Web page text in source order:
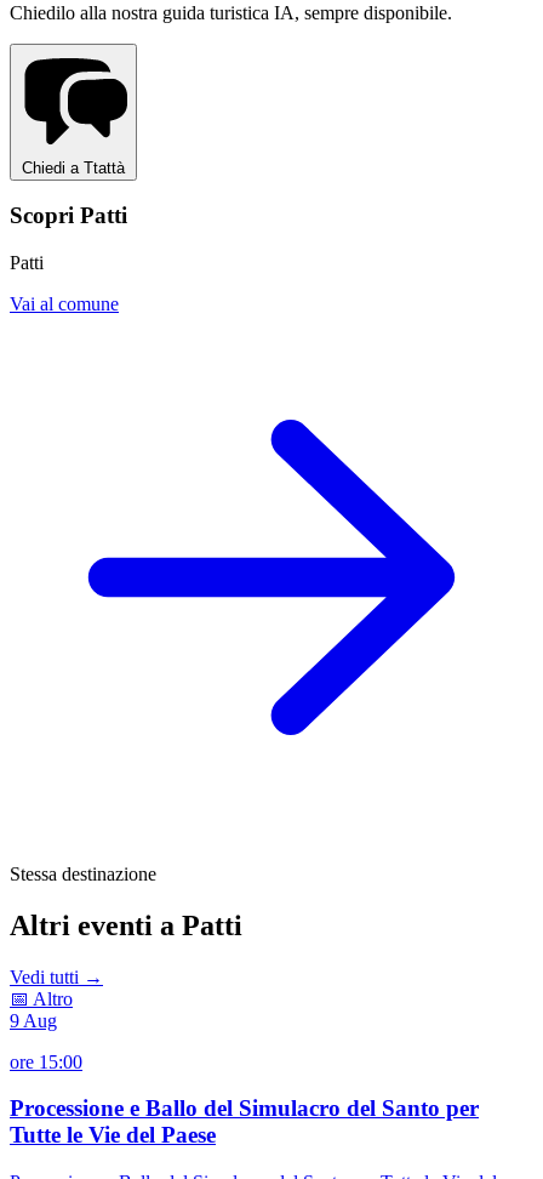
Chiedilo alla nostra guida turistica IA, sempre disponibile.
Chiedi a Ttattà
Scopri Patti
Patti
Vai al comune
Stessa destinazione
Altri eventi a Patti
Vedi tutti →
📅 Altro
9 Aug
ore 15:00
Processione e Ballo del Simulacro del Santo per
Tutte le Vie del Paese